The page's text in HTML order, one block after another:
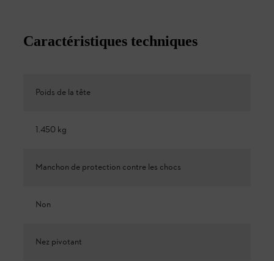
Caractéristiques techniques
Poids de la tête
1.450 kg
Manchon de protection contre les chocs
Non
Nez pivotant